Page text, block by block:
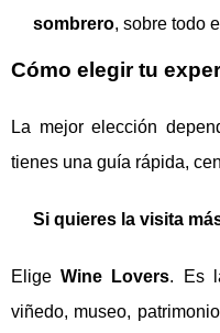
sombrero, sobre todo
Cómo elegir tu
La mejor elección
tienes una guía rápida,
Si quieres la visita
EligeWine Lovers. Es
viñedo, museo,